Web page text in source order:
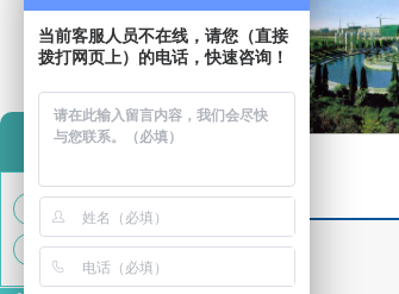
<
当前客服人员不在线，请您（直接
拨打网页上）的电话，快速咨询！
在线咨询
QQ客服1
QQ客服2